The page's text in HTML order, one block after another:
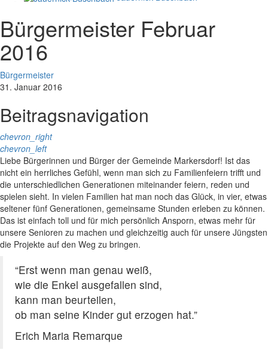
Bürgermeister Februar
2016
Bürgermeister
31. Januar 2016
Beitragsnavigation
chevron_right
chevron_left
Liebe Bürgerinnen und Bürger der Gemeinde Markersdorf! Ist das
nicht ein herrliches Gefühl, wenn man sich zu Familienfeiern trifft und
die unterschiedlichen Generationen miteinander feiern, reden und
spielen sieht. In vielen Familien hat man noch das Glück, in vier, etwas
seltener fünf Generationen, gemeinsame Stunden erleben zu können.
Das ist einfach toll und für mich persönlich Ansporn, etwas mehr für
unsere Senioren zu machen und gleichzeitig auch für unsere Jüngsten
die Projekte auf den Weg zu bringen.
“Erst wenn man genau weiß,
wie die Enkel ausgefallen sind,
kann man beurteilen,
ob man seine Kinder gut erzogen hat.”
Erich Maria Remarque